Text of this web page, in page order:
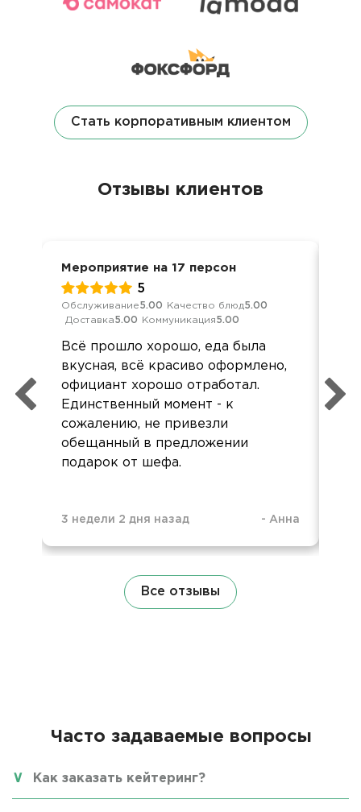
Стать корпоративным клиентом
Отзывы клиентов
Мероприятие на 17 персон
5
Обслуживание5.00 Качество блюд5.00
Доставка5.00 Коммуникация5.00
Всё прошло хорошо, еда была
вкусная, всё красиво оформлено,
официант хорошо отработал.
Единственный момент - к
сожалению, не привезли
обещанный в предложении
подарок от шефа.
3 недели 2 дня назад - Анна
Все отзывы
Часто задаваемые вопросы
Как заказать кейтеринг?